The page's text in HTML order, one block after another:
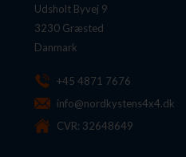
Udsholt Byvej 9
3230 Græsted
Danmark
+45 4871 7676
info@nordkystens4x4.dk
CVR: 32648649